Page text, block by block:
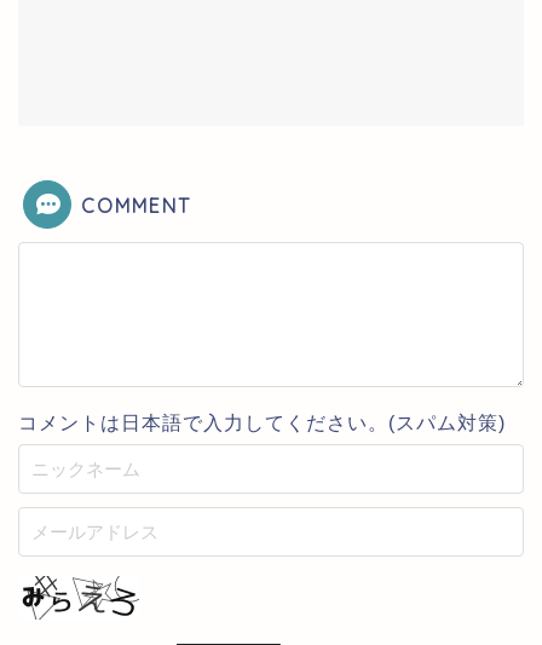
COMMENT
コメントは日本語で入力してください。(スパム対策)